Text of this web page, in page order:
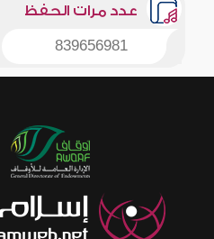
عدد مرات الحفظ
839656981